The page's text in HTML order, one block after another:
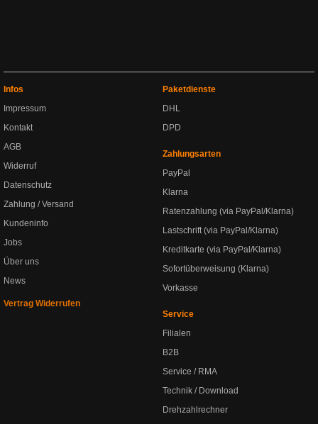
Infos
Impressum
Kontakt
AGB
Widerruf
Datenschutz
Zahlung / Versand
Kundeninfo
Jobs
Über uns
News
Vertrag Widerrufen
Paketdienste
DHL
DPD
Zahlungsarten
PayPal
Klarna
Ratenzahlung (via PayPal/Klarna)
Lastschrift (via PayPal/Klarna)
Kreditkarte (via PayPal/Klarna)
Sofortüberweisung (Klarna)
Vorkasse
Service
Filialen
B2B
Service / RMA
Technik / Download
Drehzahlrechner